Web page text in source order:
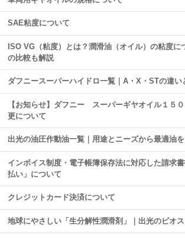
SAE粘度について
ISO VG（粘度）とは？潤滑油（オイル）の粘度に
の比較も解説
ダフニースーパーハイドロ一覧｜A・X・STの違い
【お知らせ】ダフニー スーパーギヤオイル１５
更について
出光の油圧作動油一覧｜用途とニーズから最適油
インボイス制度・電子帳簿保存法に対応した請求
払い」について
クレジットカード決済について
地球にやさしい「生分解性潤滑剤」｜出光のビオ